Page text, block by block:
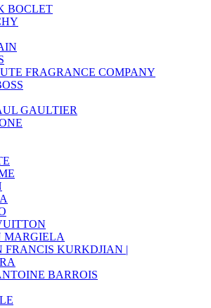
BOCLET
FRAGRANCE COMPANY
GAULTIER
MARGIELA
FRANCIS KURKDJIAN |
BARROIS